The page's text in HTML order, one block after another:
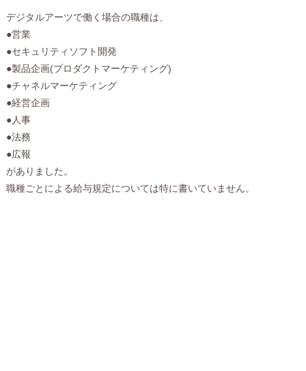
デジタルアーツで働く場合の職種は、
●営業
●セキュリティソフト開発
●製品企画(プロダクトマーケティング)
●チャネルマーケティング
●経営企画
●人事
●法務
●広報
がありました。
職種ごとによる給与規定については特に書いていません。